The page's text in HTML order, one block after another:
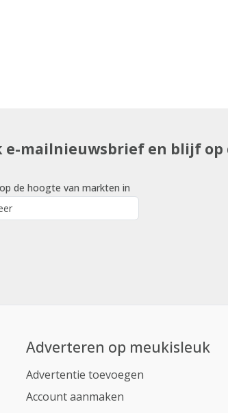
mailnieuwsbrief en blijf
de hoogte van markten in
Adverteren op meukisleuk
Advertentie toevoegen
Account aanmaken